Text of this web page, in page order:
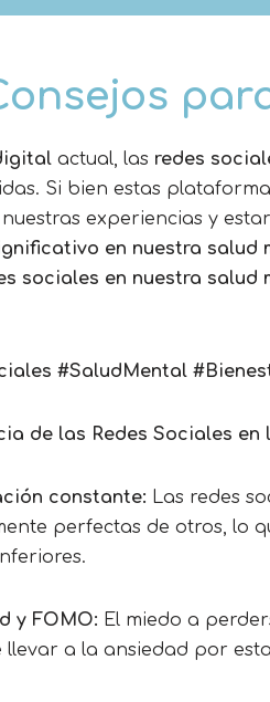
actual, las redes
Si bien estas
experiencias y
en nuestra salud
sociales en nuestra salud
#SaludMental
de las Redes Sociales en
constante: Las redes
perfectas de otros, lo
y FOMO: El miedo a
llevar a la ansiedad por